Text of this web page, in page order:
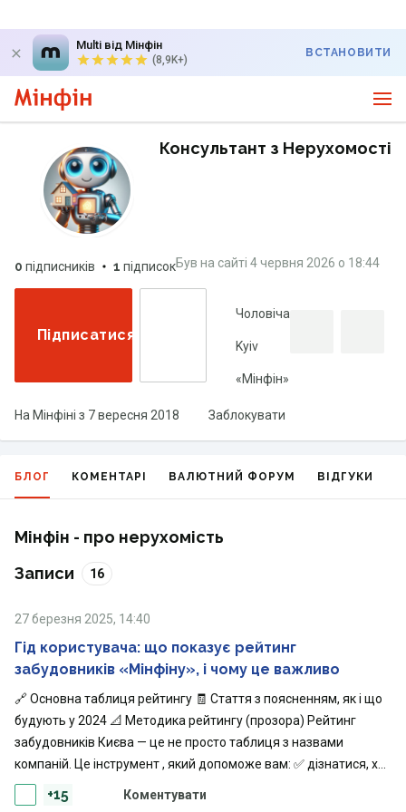
Multi від Мінфін
(8,9K+)
ВСТАНОВИТИ
Консультант з Нерухомості
0 підписників 1 підписокБув на сайті 4 червня 2026 о 18:44
Підписатися
Чоловіча
Kyiv
«Мінфін»
На Мінфіні з 7 вересня 2018 Заблокувати
БЛОГ КОМЕНТАРІ ВАЛЮТНИЙ ФОРУМ ВІДГУКИ
Мінфін - про нерухомість
Записи
16
27 березня 2025, 14:40
Гід користувача: що показує рейтинг
забудовників «Мінфіну», і чому це важливо
🔗 Основна таблиця рейтингу 🧾 Стаття з поясненням, як і що
будують у 2024 📐 Методика рейтингу (прозора) Рейтинг
забудовників Києва — це не просто таблиця з назвами
компаній. Це інструмент , який допоможе вам: ✅ дізнатися, хто
реально здає будинки (а не тільки будує); ✅ перевірити
історію забудовника; ✅ порівняти компанії за реальними
+15 Коментувати